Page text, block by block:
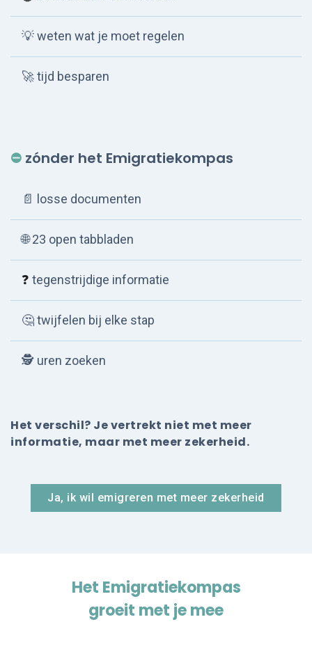
💡 weten wat je moet regelen
🚀tijd besparen
⛔ zónder het Emigratiekompas
📄 losse documenten
🌐23 open tabbladen
❓ tegenstrijdige informatie
🤔 twijfelen bij elke stap
🕵 uren zoeken
Het verschil? Je vertrekt niet met meer
informatie, maar met meer zekerheid.
Ja, ik wil emigreren met meer zekerheid
Het Emigratiekompas
groeit met je mee